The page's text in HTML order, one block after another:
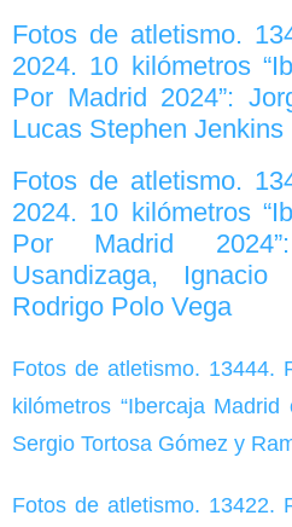
Fotos de atletismo.
2024. 10 kilómetros
Por Madrid 2024”:
Lucas Stephen Jenkins
Fotos de atletismo.
2024. 10 kilómetros
Por Madrid
Usandizaga,
Rodrigo Polo Vega
Fotos de atletismo. 13444.
kilómetros “Ibercaja
Sergio Tortosa Gómez y
Fotos de atletismo. 13422.